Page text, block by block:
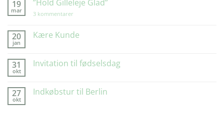
19
mar
”Hold Gilleleje Glad”
3 kommentarer
Glad”
20
jan
Kære Kunde
Kære
31
okt
Invitation til fødselsdag
Invitation
27
okt
Indkøbstur til Berlin